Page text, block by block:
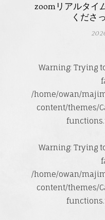
zoomリアルタイ
くださ
Warning: Trying
/home/owan/
content/themes/
Warning: Trying
/home/owan/
content/themes/